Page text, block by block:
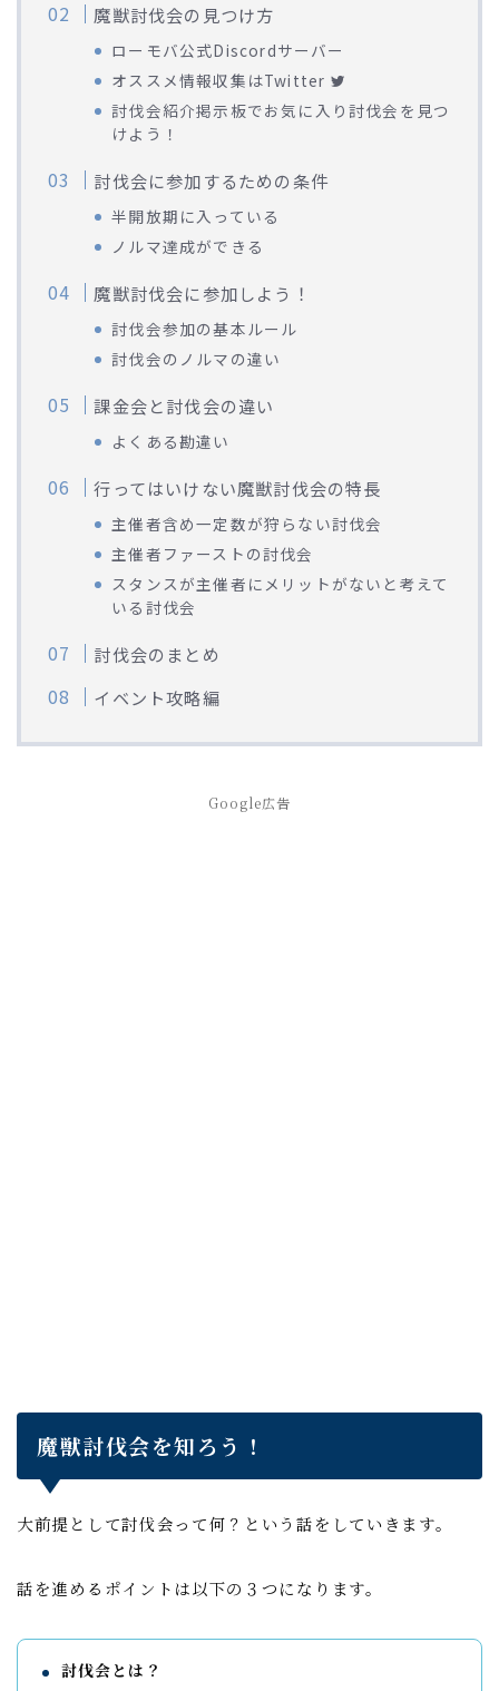
Webマーケティング探偵事務所
魔獣討伐会の見つけ方
ローモバ公式Discordサーバー
オススメ情報収集はTwitter
討伐会紹介掲示板でお気に入り討伐会を見つ
けよう！
討伐会に参加するための条件
半開放期に入っている
ノルマ達成ができる
魔獣討伐会に参加しよう！
討伐会参加の基本ルール
討伐会のノルマの違い
課金会と討伐会の違い
よくある勘違い
行ってはいけない魔獣討伐会の特長
主催者含め一定数が狩らない討伐会
主催者ファーストの討伐会
スタンスが主催者にメリットがないと考えて
いる討伐会
討伐会のまとめ
イベント攻略編
Google広告
魔獣討伐会を知ろう！
大前提として討伐会って何？という話をしていきます。
話を進めるポイントは以下の３つになります。
討伐会とは？